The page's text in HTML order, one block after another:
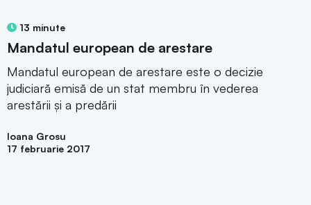
13 minute
Mandatul european de arestare
Mandatul european de arestare este o decizie
judiciară emisă de un stat membru în vederea
arestării şi a predării
Ioana Grosu
17 februarie 2017